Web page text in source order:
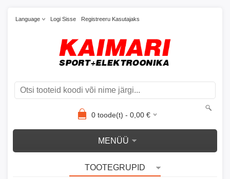
Language Logi Sisse Registreeru Kasutajaks
0toode(t) - 0,00€
MENÜÜ
TOOTEGRUPID